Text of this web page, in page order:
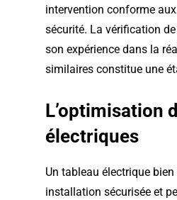
intervention conforme
sécurité. La vérification
son expérience dans la
similaires constitue une
L’optimisation
électriques
Un tableau électrique
installation sécurisée et